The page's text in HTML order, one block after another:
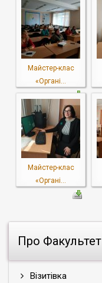
Про Факультет
Візитівка
Майстер-клас
«Органі...
Майстер-клас
«Органі...